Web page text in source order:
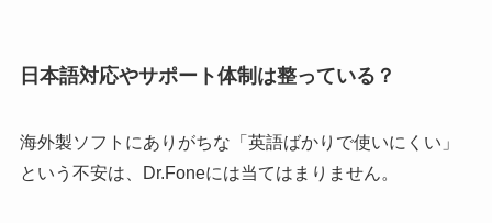
日本語対応やサポート体制は整っている？
海外製ソフトにありがちな「英語ばかりで使いにくい」
という不安は、Dr.Foneには当てはまりません。